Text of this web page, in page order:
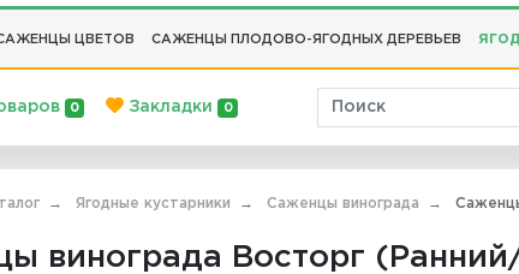
ЦВЕТОВ САЖЕНЦЫ ПЛОДОВО-ЯГОДНЫХ ДЕРЕВЬЕВ
0 Закладки 0
Ягодные кустарники Саженцы винограда
винограда Восторг